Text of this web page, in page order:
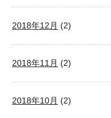
2018年12月 (2)
2018年11月 (2)
2018年10月 (2)